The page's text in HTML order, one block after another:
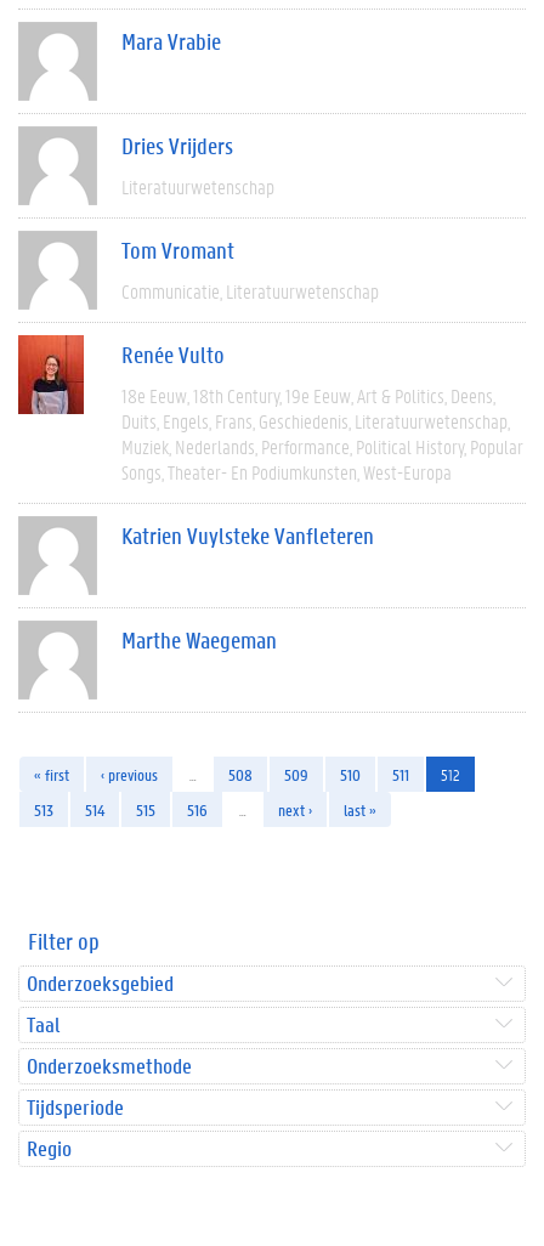
Mara Vrabie
Dries Vrijders
Literatuurwetenschap
Tom Vromant
Communicatie Literatuurwetenschap
Renée Vulto
18e Eeuw 18th Century 19e Eeuw Art & Politics Deens
Duits Engels Frans Geschiedenis Literatuurwetenschap
Muziek Nederlands Performance Political History Popular
Songs Theater- En Podiumkunsten West-Europa
Katrien Vuylsteke Vanfleteren
Marthe Waegeman
« first ‹ previous 508 509 510 511
512
513
514 515 516 next › last »
Filter op
Onderzoeksgebied
Taal
Onderzoeksmethode
Tijdsperiode
Regio